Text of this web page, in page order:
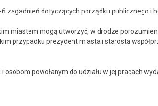
zagadnień dotyczących porządku publicznego i
miastem mogą utworzyć, w drodze
przypadku prezydent miasta i starosta
powołanym do udziału w jej pracach